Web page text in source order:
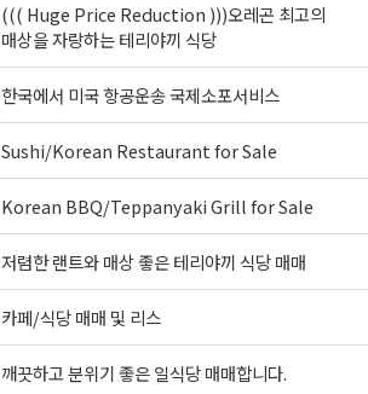
((( Huge Price Reduction )))오레곤 최고의
매상을 자랑하는 테리야끼 식당
한국에서 미국 항공운송 국제소포서비스
Sushi/Korean Restaurant for Sale
Korean BBQ/Teppanyaki Grill for Sale
저렴한 랜트와 매상 좋은 테리야끼 식당 매매
카페/식당 매매 및 리스
깨끗하고 분위기 좋은 일식당 매매합니다.